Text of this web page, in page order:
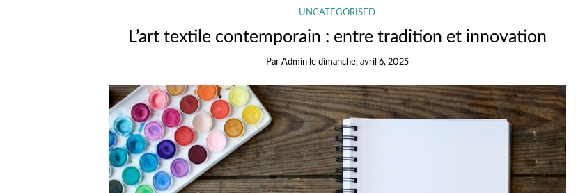
UNCATEGORISED
L’art textile contemporain : entre tradition et innovation
Par Admin le dimanche, avril 6, 2025